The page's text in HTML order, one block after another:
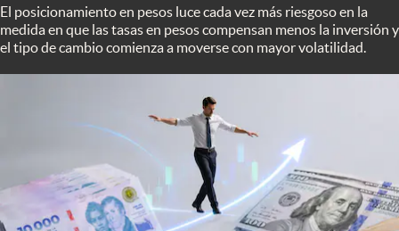
Infotechnology
Eventos Corporativos
El Cronista Studio
El posicionamiento en pesos luce cada vez más riesgoso en la
medida en que las tasas en pesos compensan menos la inversión y
el tipo de cambio comienza a moverse con mayor volatilidad.